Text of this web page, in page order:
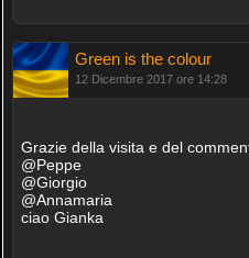
Green is the colour
12 Dicembre 2017 ore 14:28
Grazie della visita e del
@Peppe
@Giorgio
@Annamaria
ciao Gianka